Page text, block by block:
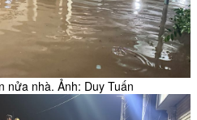
nửa nhà. Ảnh: Duy Tuấn